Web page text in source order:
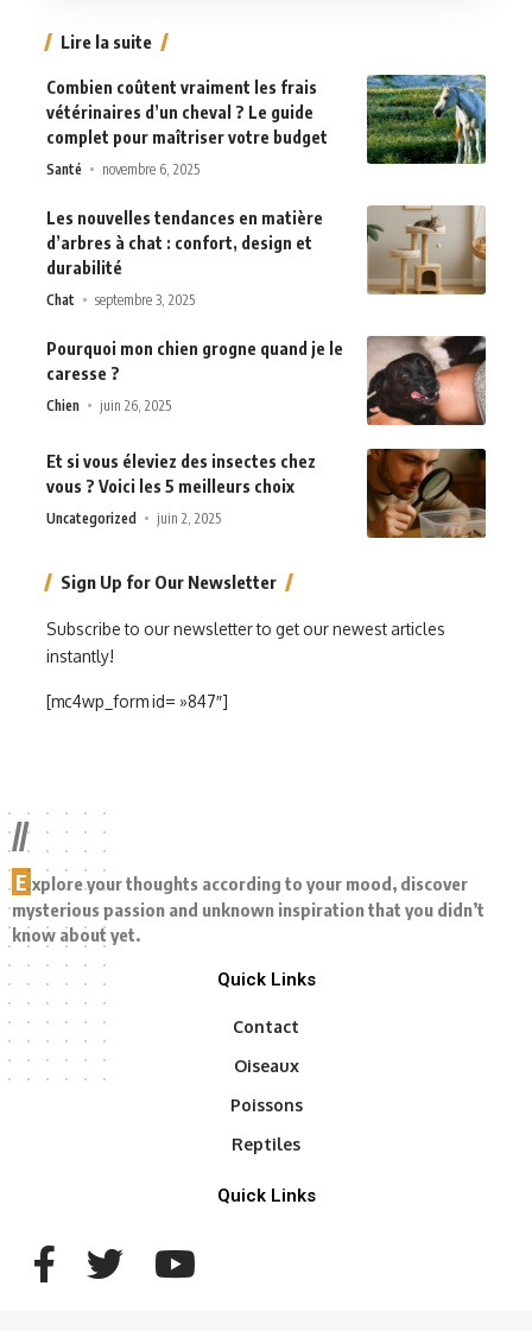
Lire la suite
Combien coûtent vraiment les frais
vétérinaires d’un cheval ? Le guide
complet pour maîtriser votre budget
Santé novembre 6, 2025
Les nouvelles tendances en matière
d’arbres à chat : confort, design et
durabilité
Chat septembre 3, 2025
Pourquoi mon chien grogne quand je le
caresse ?
Chien juin 26, 2025
Et si vous éleviez des insectes chez
vous ? Voici les 5 meilleurs choix
Uncategorized juin 2, 2025
Sign Up for Our Newsletter
Subscribe to our newsletter to get our newest articles
instantly!
[mc4wp_form id= »847″]
//
E xplore your thoughts according to your mood, discover
mysterious passion and unknown inspiration that you didn’t
know about yet.
Quick Links
Contact
Oiseaux
Poissons
Reptiles
Quick Links